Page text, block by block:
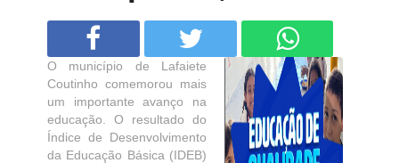
O município de Lafaiete
Coutinho comemorou mais
um importante avanço na
educação. O resultado do
Índice de Desenvolvimento
da Educação Básica (IDEB)